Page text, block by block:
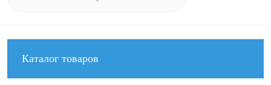
Каталог товаров